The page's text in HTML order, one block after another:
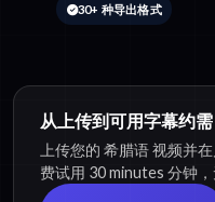
30+ 种导出格式
从上传到可用字幕约需
上传您的 希腊语 视频并
费试用 30 minutes 分钟，